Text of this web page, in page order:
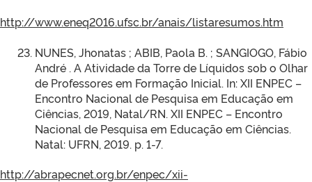
http://www.eneq2016.ufsc.br/anais/listaresumos.htm
NUNES, Jhonatas ; ABIB, Paola B. ; SANGIOGO, Fábio
André . A Atividade da Torre de Líquidos sob o Olhar
de Professores em Formação Inicial. In: XII ENPEC –
Encontro Nacional de Pesquisa em Educação em
Ciências, 2019, Natal/RN. XII ENPEC – Encontro
Nacional de Pesquisa em Educação em Ciências.
Natal: UFRN, 2019. p. 1-7.
http://abrapecnet.org.br/enpec/xii-